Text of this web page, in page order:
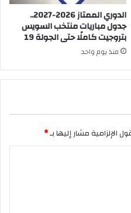
الدوري الممتاز 2026-2027..
جدول مباريات منتخب السويس
بتروجيت كاملًا حتى الجولة 19
منذ يوم واحد
الإلزامية مشار إليها بـ*